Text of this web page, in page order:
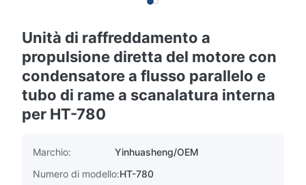
Unità di raffreddamento a
propulsione diretta del motore con
condensatore a flusso parallelo e
tubo di rame a scanalatura interna
per HT-780
Marchio:
Yinhuasheng/OEM
Numero di modello:HT-780